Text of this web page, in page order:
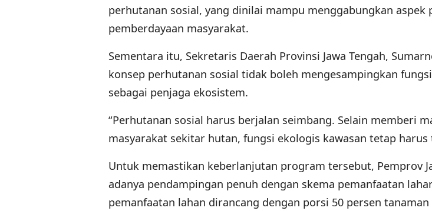
perhutanan sosial, yang dinilai mampu menggabungkan aspek
pemberdayaan masyarakat.
Sementara itu, Sekretaris Daerah Provinsi Jawa Tengah,
konsep perhutanan sosial tidak boleh mengesampingkan
sebagai penjaga ekosistem.
“Perhutanan sosial harus berjalan seimbang. Selain memberi
masyarakat sekitar hutan, fungsi ekologis kawasan tetap harus
Untuk memastikan keberlanjutan program tersebut, Pemprov
adanya pendampingan penuh dengan skema pemanfaatan
pemanfaatan lahan dirancang dengan porsi 50 persen